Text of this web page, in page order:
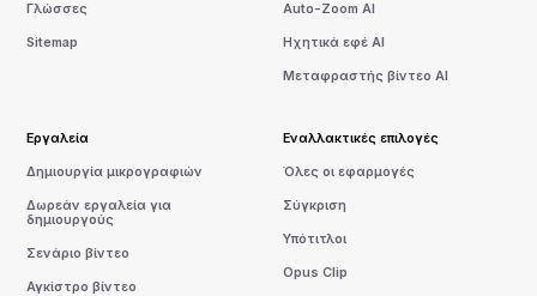
Γλώσσες
Sitemap
Auto-Zoom AI
Ηχητικά εφέ AI
Μεταφραστής βίντεο AI
Εργαλεία
Δημιουργία μικρογραφιών
Δωρεάν εργαλεία για
δημιουργούς
Σενάριο βίντεο
Αγκίστρο βίντεο
Εναλλακτικές επιλογές
Όλες οι εφαρμογές
Σύγκριση
Υπότιτλοι
Opus Clip